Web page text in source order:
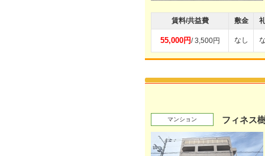
賃料/共益費 敷金
55,000円/ 3,500円 なし
マンション フィネス